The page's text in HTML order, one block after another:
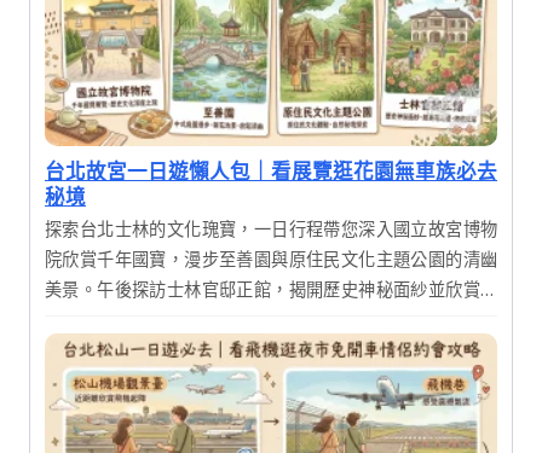
台北故宮一日遊懶人包｜看展覽逛花園無車族必去
秘境
探索台北士林的文化瑰寶，一日行程帶您深入國立故宮博物
院欣賞千年國寶，漫步至善園與原住民文化主題公園的清幽
美景。午後探訪士林官邸正館，揭開歷史神秘面紗並欣賞絕